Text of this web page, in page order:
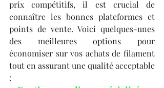
prix compétitifs, il est crucial de
connaître les bonnes plateformes et
points de vente. Voici quelques-unes
des meilleures options pour
économiser sur vos achats de filament
tout en assurant une qualité acceptable
: